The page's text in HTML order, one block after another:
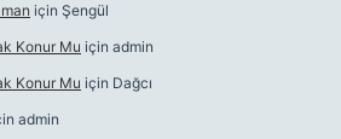
için Şengül
Konur Mu için admin
Konur Mu için Dağcı
admin